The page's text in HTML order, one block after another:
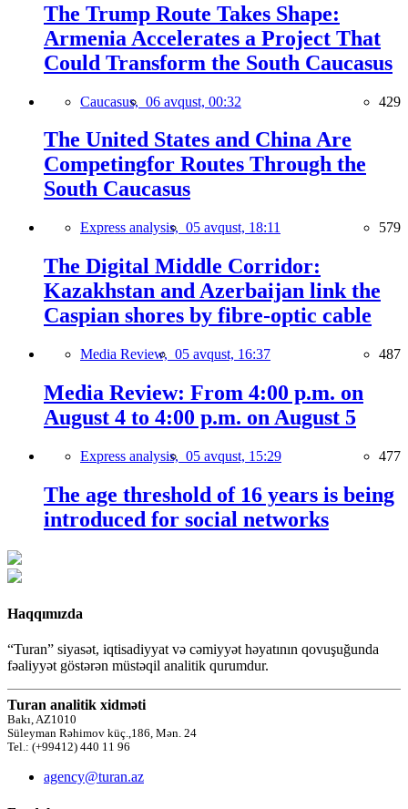
The Trump Route Takes Shape:
Armenia Accelerates a Project That
Could Transform the South Caucasus
Caucasus, 06 avqust, 00:32 429
The United States and China Are
Competingfor Routes Through the
South Caucasus
Express analysis, 05 avqust, 18:11 579
The Digital Middle Corridor:
Kazakhstan and Azerbaijan link the
Caspian shores by fibre-optic cable
Media Review, 05 avqust, 16:37 487
Media Review: From 4:00 p.m. on
August 4 to 4:00 p.m. on August 5
Express analysis, 05 avqust, 15:29 477
The age threshold of 16 years is being
introduced for social networks
Haqqımızda
“Turan” siyasət, iqtisadiyyat və cəmiyyət həyatının qovuşuğunda
fəaliyyət göstərən müstəqil analitik qurumdur.
Turan analitik xidməti
Bakı, AZ1010
Süleyman Rəhimov küç.,186, Mən. 24
Tel.: (+99412) 440 11 96
agency@turan.az